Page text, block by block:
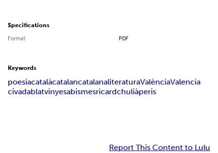
Specifications
Format PDF
Keywords
poesiacatalàcatalancatalanaliteraturaValènciaValencia
civadablatvinyesabismesricardchuliàperis
Report This Content to Lulu